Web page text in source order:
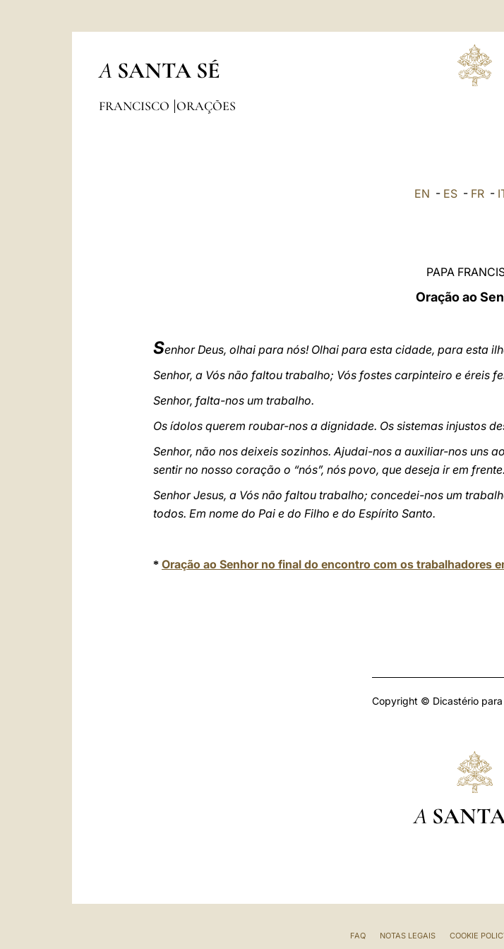
A SANTA SÉ
FRANCISCO ORAÇÕES
EN - ES- FR-
PAPA
Oração ao
Senhor Deus, olhai para nós! Olhai para esta cidade, para esta
Senhor, a Vós não faltou trabalho; Vós fostes carpinteiro e éreis
Senhor, falta-nos um trabalho.
Os ídolos querem roubar-nos a dignidade. Os sistemas injustos
Senhor, não nos deixeis sozinhos. Ajudai-nos a auxiliar-nos uns
sentir no nosso coração o “nós”, nós povo, que deseja ir em frente.
Senhor Jesus, a Vós não faltou trabalho; concedei-nos um
todos. Em nome do Pai e do Filho e do Espírito Santo.
* Oração ao Senhor no final do encontro com os trabalhadores
Copyright © Dicastério para
A
FAQ NOTAS LEGAIS COOKIE